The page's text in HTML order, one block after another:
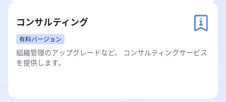
コンサルティング
有料バージョン
組織管理のアップグレードなど、 コンサルティングサービス
を提供します。